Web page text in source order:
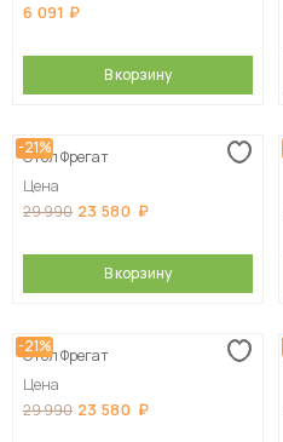
6 091
В корзину
-21%
Стол Фрегат
Цена
29 990 23 580
В корзину
-21%
Стол Фрегат
Цена
29 990 23 580